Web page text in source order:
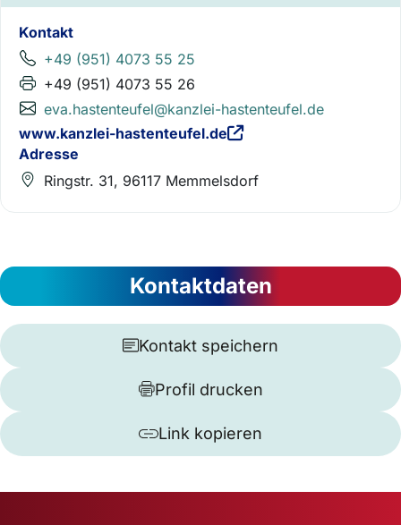
Kontakt
+49 (951) 4073 55 25
+49 (951) 4073 55 26
eva.hastenteufel@kanzlei-hastenteufel.de
www.kanzlei-hastenteufel.de
Adresse
Ringstr. 31, 96117 Memmelsdorf
Kontaktdaten
Kontakt speichern
Profil drucken
Link kopieren